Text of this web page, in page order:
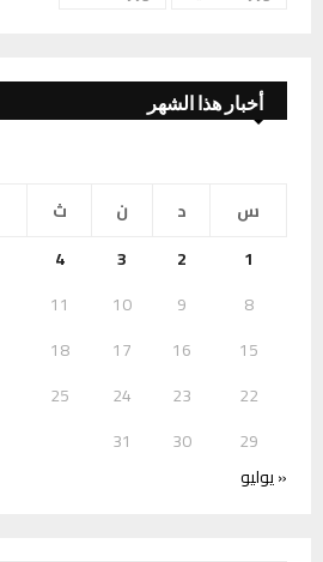
أخبار هذا الشهر
س
د ن ث
1
2
3
4
8
9
10
11
15
16
17
18
22
23
24
25
29
30
31
« يوليو